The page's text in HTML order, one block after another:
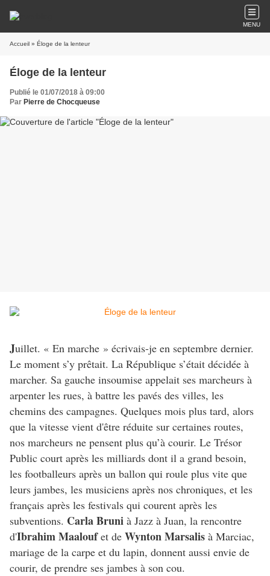
MENU
Accueil » Éloge de la lenteur
Éloge de la lenteur
Publié le 01/07/2018 à 09:00
Par Pierre de Chocqueuse
Juillet. « En marche » écrivais-je en septembre dernier.
Le moment s’y prêtait. La République s’était décidée à
marcher. Sa gauche insoumise appelait ses marcheurs à
arpenter les rues, à battre les pavés des villes, les
chemins des campagnes. Quelques mois plus tard, alors
que la vitesse vient d'être réduite sur certaines routes,
nos marcheurs ne pensent plus qu’à courir. Le Trésor
Public court après les milliards dont il a grand besoin,
les footballeurs après un ballon qui roule plus vite que
leurs jambes, les musiciens après nos chroniques, et les
français après les festivals qui courent après les
subventions. Carla Bruni à Jazz à Juan, la rencontre
d'Ibrahim Maaloufet de Wynton Marsalis à Marciac,
mariage de la carpe et du lapin, donnent aussi envie de
courir, de prendre ses jambes à son cou.